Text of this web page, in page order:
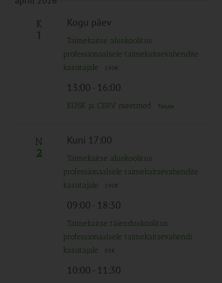
K
1
Kogu päev
Taimekaitse aluskoolitus
professionaalsele taimekaitsevahendite
kasutajale
190€
13:00- 16:00
KÜSK ja CERV meetmed Tasuta
N
2
Kuni 17:00
Taimekaitse aluskoolitus
professionaalsele taimekaitsevahendite
kasutajale
190€
09:00- 18:30
Taimekaitse täienduskoolitus
professionaalsele taimekaitsevahendi
kasutajale
85€
10:00- 11:30